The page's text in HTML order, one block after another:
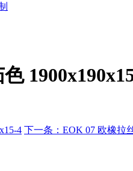
4 下一条：EOK 07 欧橡拉